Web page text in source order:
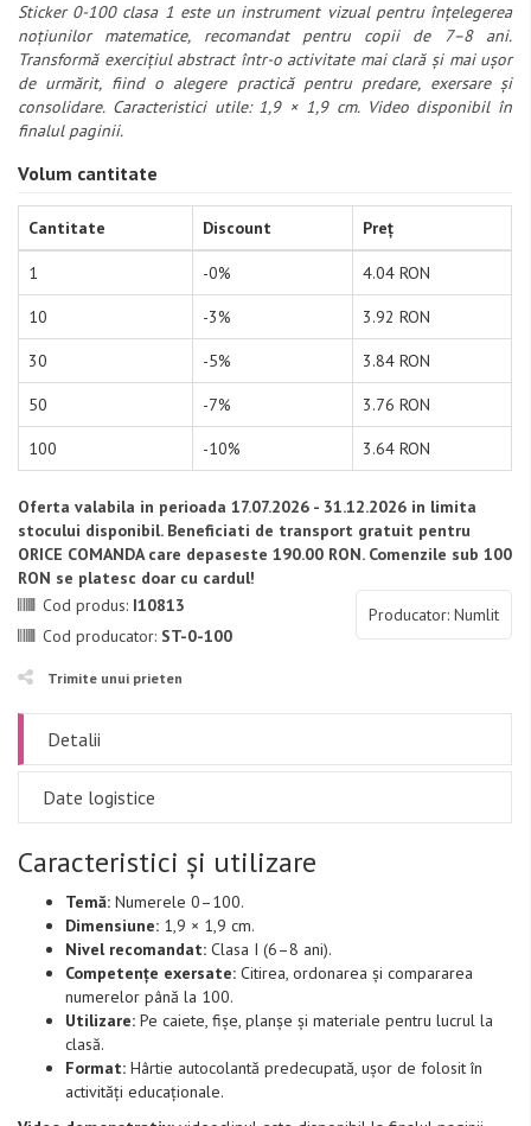
Sticker 0-100 clasa 1 este un instrument vizual pentru înțelegerea
noțiunilor matematice, recomandat pentru copii de 7–8 ani.
Transformă exercițiul abstract într-o activitate mai clară și mai ușor
de urmărit, fiind o alegere practică pentru predare, exersare și
consolidare. Caracteristici utile: 1,9 × 1,9 cm. Video disponibil în
finalul paginii.
Volum cantitate
Cantitate Discount Preț
1 -0% 4.04 RON
10 -3% 3.92 RON
30 -5% 3.84 RON
50 -7% 3.76 RON
100 -10% 3.64 RON
Oferta valabila in perioada 17.07.2026 - 31.12.2026 in limita
stocului disponibil. Beneficiati de transport gratuit pentru
ORICE COMANDA care depaseste 190.00 RON. Comenzile sub 100
RON se platesc doar cu cardul!
Producator: Numlit
Cod produs: I10813
Cod producator: ST-0-100
Trimite unui prieten
Detalii
Date logistice
Caracteristici și utilizare
Temă: Numerele 0–100.
Dimensiune: 1,9 × 1,9 cm.
Nivel recomandat: Clasa I (6–8 ani).
Competențe exersate: Citirea, ordonarea și compararea
numerelor până la 100.
Utilizare: Pe caiete, fișe, planșe și materiale pentru lucrul la
clasă.
Format: Hârtie autocolantă predecupată, ușor de folosit în
activități educaționale.